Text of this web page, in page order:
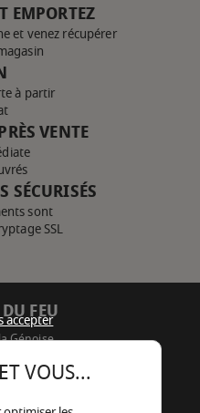
EMPORTEZ
et venez récupérer
à partir
VENTE
SÉCURISÉS
sont
SSL
FEU
Génoise
98 09
accepter
VOUS...